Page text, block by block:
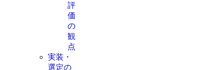
評
価
の
観
点
実装・
選定の